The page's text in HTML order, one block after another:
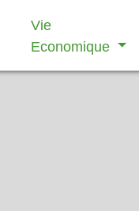
Vie
Economique